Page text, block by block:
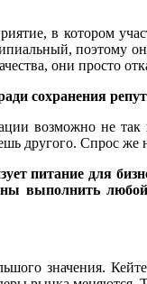
в котором
они просто
сохранения
возможно не
другого. Спрос
питание для
выполнить
значения.